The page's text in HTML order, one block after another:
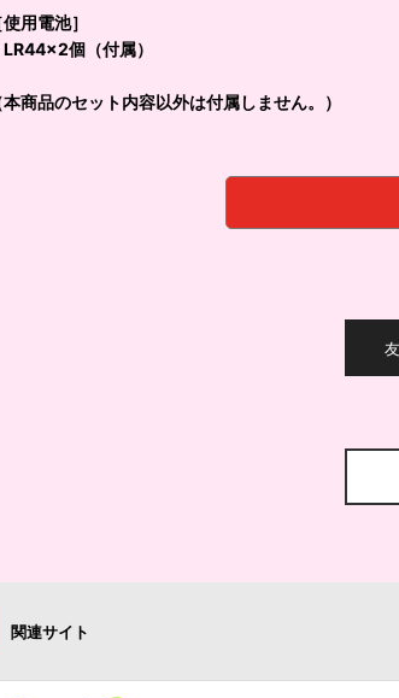
使用電池］
LR44×2個（付属）
本商品のセット内容以外は付属しません。）
関連サイト